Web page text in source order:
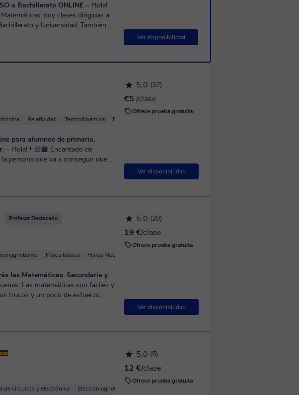
Ver disponibilidad
a Bachillerato ONLINE ⏤ Hola!
doy clases dirigidas a
y Universidad. También
5,0 (37)
€5 /clase
Ofrece prueba gratuita
Ver disponibilidad
Relatividad Termodinámica Física básica
para alumnos de primaria,
⏤ Hola!👨🏻‍🏫 Encantado de
persona que va a conseguir que
de una vez por todas 😜 📚Soy
por la universidad complutense
asignaturas de la rama de
ESO y universidad, en el caso
imparto clases hasta nivel de
repasar conceptos teóricos lo
tendrás la atención
que se te atascan. Haremos
lo necesitas, simulación de
todas ponte en contacto
5,0 (20)
19 €/clase
Ofrece prueba gratuita
Ver disponibilidad
Profesor Destacado
Física básica Física Mecánica
las Matemáticas. Secundaria y
trucos y un poco de esfuerzo,
5,0 (5)
12 €/clase
Ofrece prueba gratuita
de circuitos y electrónica Electromagnetismo